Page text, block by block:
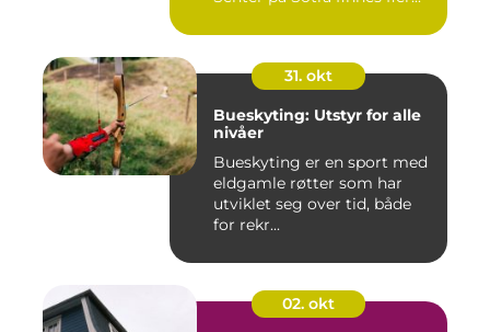
31. okt
Bueskyting: Utstyr for alle
nivåer
Bueskyting er en sport med
eldgamle røtter som har
utviklet seg over tid, både
for rekr...
02. okt